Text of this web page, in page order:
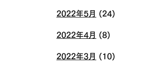
2022年5月 (24)
2022年4月 (8)
2022年3月 (10)